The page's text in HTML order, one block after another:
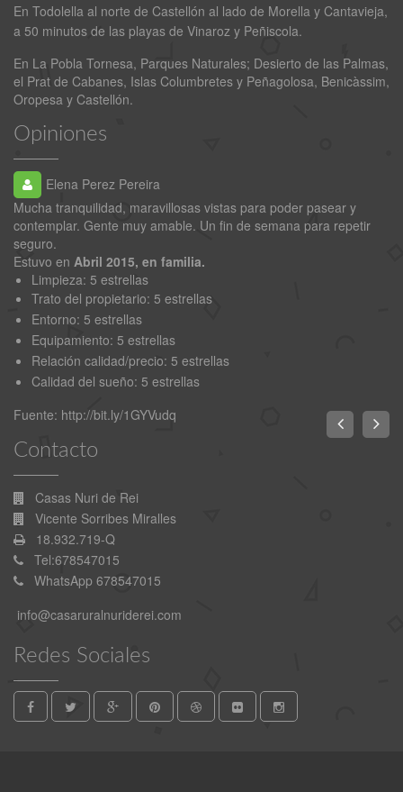
En Todolella al norte de Castellón al lado de Morella y Cantavieja,
a 50 minutos de las playas de Vinaroz y Peñiscola.
En La Pobla Tornesa, Parques Naturales; Desierto de las Palmas,
el Prat de Cabanes, Islas Columbretes y Peñagolosa, Benicàssim,
Oropesa y Castellón.
Opiniones
Elena Perez Pereira
Mucha tranquilidad, maravillosas vistas para poder pasear y
contemplar. Gente muy amable. Un fin de semana para repetir
seguro.
Estuvo en Abril 2015, en familia.
Limpieza: 5 estrellas
Trato del propietario: 5 estrellas
Entorno: 5 estrellas
Equipamiento: 5 estrellas
Relación calidad/precio: 5 estrellas
Calidad del sueño: 5 estrellas
Fuente: http://bit.ly/1GYVudq
Contacto
Casas Nuri de Rei
Vicente Sorribes Miralles
18.932.719-Q
Tel:678547015
WhatsApp 678547015
info@casaruralnuriderei.com
Redes Sociales